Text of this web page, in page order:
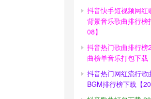
抖音快手短视频网红
背景音乐歌曲排行榜
08】
抖音热门歌曲排行
曲榜单音乐打包下载
抖音热门网红流行歌
BGM排行榜下载【